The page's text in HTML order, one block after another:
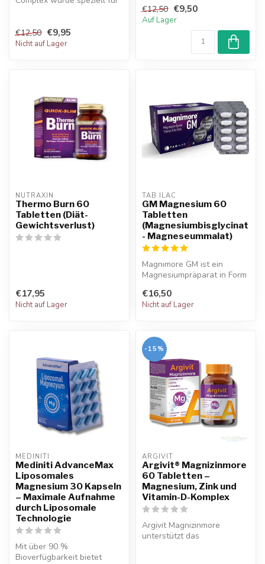
€12,50 €9,95
Nicht auf Lager
Magnesiumverbindung...
€12,50 €9,50
Auf Lager
NUTRAXIN
Thermo Burn 60
Tabletten (Diät-
Gewichtsverlust)
€17,95
Nicht auf Lager
TAB ILAC
GM Magnesium 60
Tabletten
(Magnesiumbisglycinat
- Magneseummalat)
Magnimore GM ist ein
Magnesiumpräparat in Form
(Magnesiumacetyltaurat...
€16,50
Nicht auf Lager
MEDINITI
Mediniti AdvanceMax
Liposomales
Magnesium 30 Kapseln
– Maximale Aufnahme
durch Liposomale
Technologie
Mit über 90 %
Bioverfügbarkeit bietet
-15%
ARGIVIT
Argivit® Magnizinmore
60 Tabletten –
Magnesium, Zink und
Vitamin-D-Komplex
Argivit Magnizinmore
unterstützt das